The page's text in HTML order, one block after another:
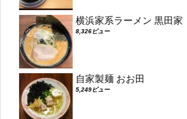
横浜家系ラーメン 黒田家
8,326ビュー
自家製麺 おお田
5,249ビュー